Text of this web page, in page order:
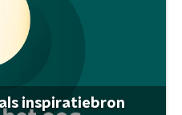
inspiratiebron